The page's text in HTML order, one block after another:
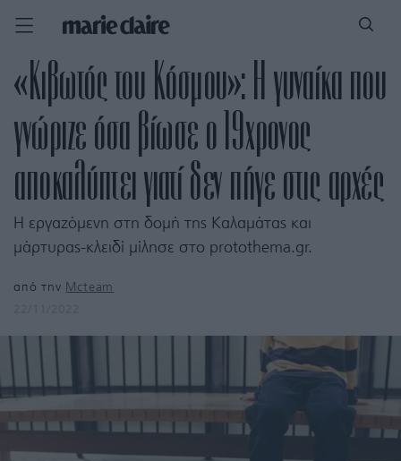
«Κιβωτός του Κόσμου»: Η γυναίκα που
γνώριζε όσα βίωσε ο 19χρονος
αποκαλύπτει γιατί δεν πήγε στις αρχές
Η εργαζόμενη στη δομή της Καλαμάτας και
μάρτυρας-κλειδί μίλησε στο protothema.gr.
από την Mcteam